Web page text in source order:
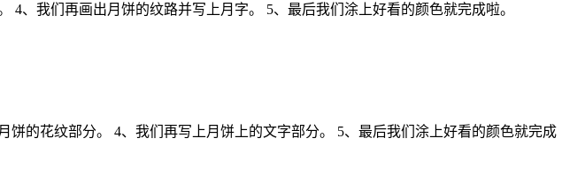
、我们再画出月饼的纹路并写上月字。 5、最后我们涂上好看的颜色就完成啦。
的花纹部分。 4、我们再写上月饼上的文字部分。 5、最后我们涂上好看的颜色就完成